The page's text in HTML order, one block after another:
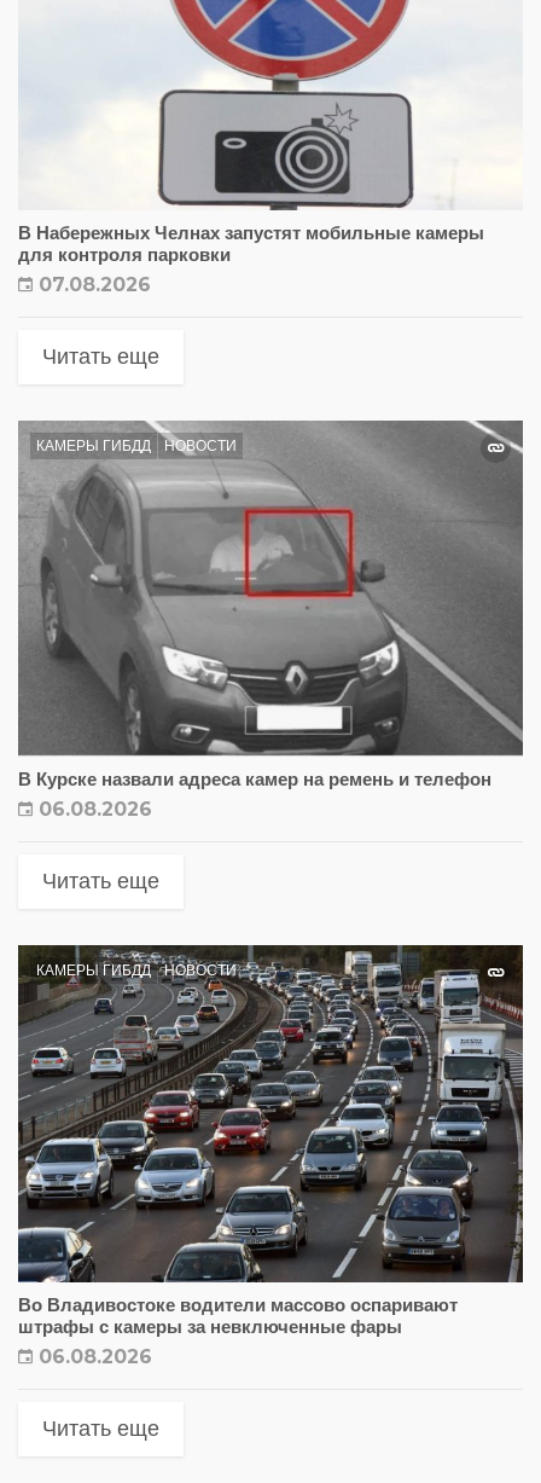
В Набережных Челнах запустят мобильные камеры
для контроля парковки
07.08.2026
Читать еще
КАМЕРЫ ГИБДД НОВОСТИ
В Курске назвали адреса камер на ремень и телефон
06.08.2026
Читать еще
КАМЕРЫ ГИБДД НОВОСТИ
Во Владивостоке водители массово оспаривают
штрафы с камеры за невключенные фары
06.08.2026
Читать еще